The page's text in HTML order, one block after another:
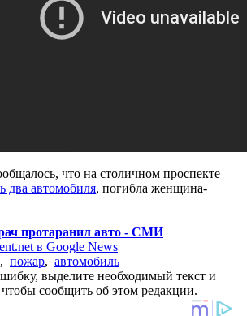
что на столичном проспекте
два автомобиля, погибла женщина-
протаранил авто - СМИ
в Google News
, пожар, автомобиль
выделите необходимый текст и
сообщить об этом редакции.